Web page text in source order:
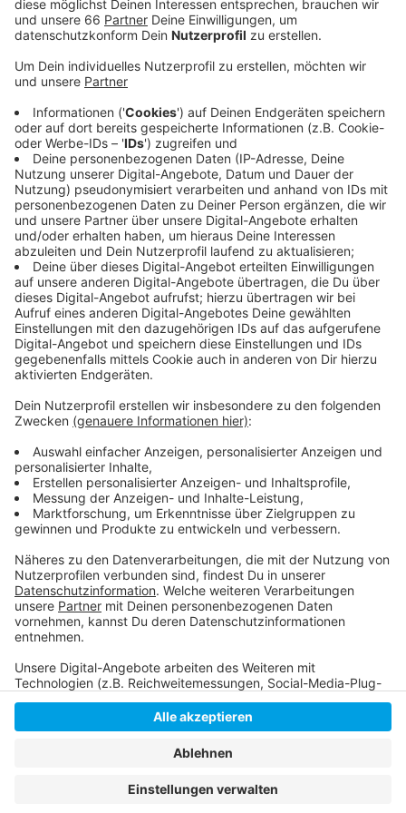
Anzeige
Die ist aber nur eine Momentaufnahme, denn weiterhin
heißt es: „Wir sind mit den Behörden in Kontakt und
beobachten die Situation“. Die meisten Bankkunden
stehen heute vor verschlossenen Türen. Viele Filialen
bleiben geschlossen. Von den Sprechern der
Unternehmen heißt es: „Wir wollen damit unsere
Kunden und Mitarbeiter schützen“. Die Commerzbank
in Düsseldorf hat beispielsweise nur noch drei ihrer 16
Filialen geöffnet; an relevanten Orten, wie es heißt.
Das sind Benrath, Oberkassel und an der Kö. Die
Stadtsparkasse Düsseldorf macht auch viele Filialen
dicht. Die Versorgung mit Bargeld bleibt aber über die
Bankautomaten nach wie vor für Kunden aller Banken
gewährleistet. Außerdem können wir bargeldlos
bezahlen oder an vielen Supermarktkassen Bargeld
bekommen.
Link zur Sparkasse
Link zur Commerzbank
Anzeige